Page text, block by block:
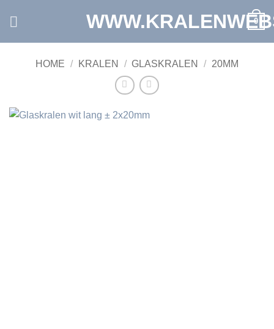
0
HOME / KRALEN / GLASKRALEN / 20MM